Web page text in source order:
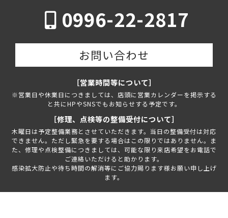
0996-22-2817
お問い合わせ
［営業時間等について］
※営業日や休業日につきましては、店頭に営業カレンダーを掲示する
と共にHPやSNSでもお知らせする予定です。
［修理、点検等の整備受付について］
木曜日は予定整備業務とさせていただきます。当日の整備受付は対応
できません。ただし緊急を要する場合はこの限りではありません。ま
た、修理や点検整備につきましては、可能な限り来店希望をお電話で
ご連絡いただけると助かります。
感染拡大防止や待ち時間の解消等にご協力賜ります様お願い申し上げ
ます。